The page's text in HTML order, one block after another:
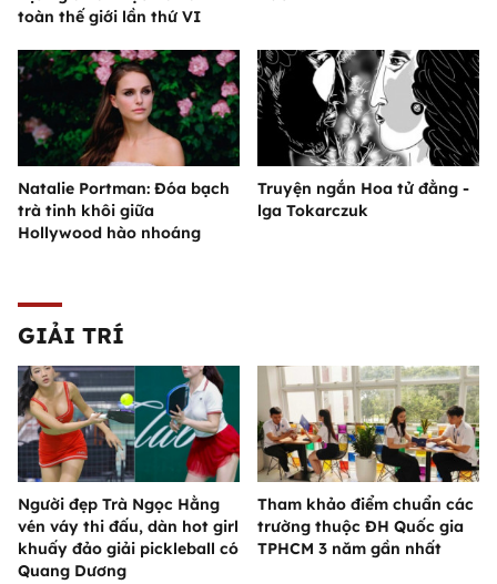
toàn thế giới lần thứ VI
Natalie Portman: Đóa bạch
trà tinh khôi giữa
Hollywood hào nhoáng
Truyện ngắn Hoa tử đằng -
lga Tokarczuk
GIẢI TRÍ
Người đẹp Trà Ngọc Hằng
vén váy thi đấu, dàn hot girl
khuấy đảo giải pickleball có
Quang Dương
Tham khảo điểm chuẩn các
trường thuộc ĐH Quốc gia
TPHCM 3 năm gần nhất